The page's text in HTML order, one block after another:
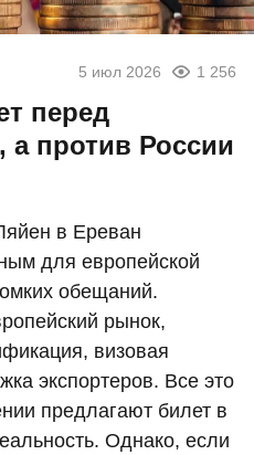
5 июл 2026 1 256
перед
против России
в Ереван
для европейской
обещаний.
рынок,
визовая
экспортеров. Все это
предлагают билет в
Однако, если